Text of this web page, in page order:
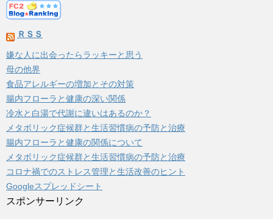
ＲＳＳ
嫌な人に出会ったらラッキーと思う
母の他界
食品アレルギーの増加とその対策
腸内フローラと健康の深い関係
冷水と白湯で代謝に違いはあるのか？
メタボリック症候群と生活習慣病の予防と治療
腸内フローラと健康の関係について
メタボリック症候群と生活習慣病の予防と治療
コロナ禍でのストレス管理と生活改善のヒント
Googleスプレッドシート
スポンサーリンク